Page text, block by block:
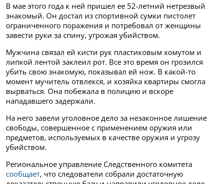
В мае этого года к ней пришел ее 52-летний нетрезвый
знакомый. Он достал из спортивной сумки пистолет
ограниченного поражения и потребовал от женщины
завести руки за спину, угрожая убийством.
Мужчина связал ей кисти рук пластиковым хомутом и
липкой лентой заклеил рот. Все это время он грозился
убить свою знакомую, показывал ей нож. В какой-то
момент мучитель отвлекся, и хозяйка квартиры смогла
вырваться. Она побежала в полицию и вскоре
нападавшего задержали.
На него завели уголовное дело за незаконное лишение
свободы, совершенное с применением оружия или
предметов, используемых в качестве оружия и угрозу
убийством.
Региональное управление Следственного комитета
сообщает, что следователи собрали достаточную